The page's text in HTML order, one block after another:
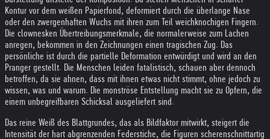
Kontur vor dem weißen Papierfond, deformiert durch die überlange Nase
oder den zwergenhaften Wuchs mit ihren zum Teil weichknochigen Fingern.
Die clownesken Übertreibungsmerkmale, die normalerweise zum Lachen
anregen, bekommen in den Zeichnungen einen tragischen Zug. Das
persönliche ist durch die partielle Deformation entwürdigt und wird an den
Pranger gestellt. Die Menschen leiden fatalistisch, schauen aber dennoch
betroffen, da sie ahnen, dass mit ihnen etwas nicht stimmt, ohne jedoch zu
wissen, was und warum. Die monströse Entstellung macht sie zu Opfern, die
einem unbegreifbaren Schicksal ausgeliefert sind.
Das reine Weiß des Blattgrundes, das als Bildfaktor mitwirkt, steigert die
Intensität der hart abgrenzenden Federstiche, die Figuren scherenschnittartig